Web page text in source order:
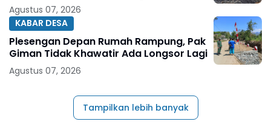
Agustus 07, 2026
KABAR DESA
Plesengan Depan Rumah Rampung, Pak
Giman Tidak Khawatir Ada Longsor Lagi
Agustus 07, 2026
Tampilkan lebih banyak